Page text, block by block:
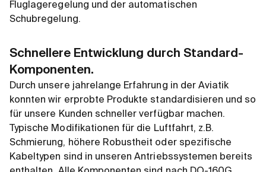
Fluglageregelung und der automatischen
Schubregelung.
Schnellere Entwicklung durch Standard-
Komponenten.
Durch unsere jahrelange Erfahrung in der Aviatik
konnten wir erprobte Produkte standardisieren und so
für unsere Kunden schneller verfügbar machen.
Typische Modifikationen für die Luftfahrt, z.B.
Schmierung, höhere Robustheit oder spezifische
Kabeltypen sind in unseren Antriebssystemen bereits